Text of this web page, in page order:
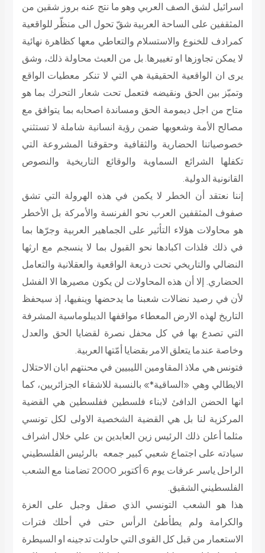
اسرائيل لشق الصف العربي وهو ما نتج عنه بروز شقين من
المثقفين على الساحة العربية شقّ تحول الى منظّر للواقعية
كمرادف للخنوع والاستسلام والتعاطي معها كظاهرة نهائية
لا يمكن تجاوزها او تغييرها. بل من العبث محاولة ذلك، وشق
يرى ان الواقعية الحقيقية هي التي لا تنكر معطيات الواقع
وتميّز بين الحق ونقيضه فتعمل تحت شعار التحرك بما هو
متاح من اجل ديمومة الحق ومساندة اصحابه بما يتوافق مع
مصالح الأمة وشعوبها ضمن رؤية انسانية شاملة لا تستثني
خصوصياتنا الحضارية والثقافية وحقوقنا المشروعة التي
تكفلها الشرائع السماوية والوقائع التاريخية والنصوص
القانونية الدولية.
إننا نعتقد أن الخطر لا يكمن في هذه الهرولة التي تشق
صفوف المثقفين العرب نحو الفرنسة والأمركة بل الأخطر
هو محاولات هؤلاء التأثير على الجماهير العربية وجرّها بما
في ذلك فلذات اكبادها نحو القبول بما لا ينسجم مع ارثها
النضالي والتاريخي تحت ذريعة الواقعية والعقلانية والتعامل
الحضاري. إلا أن هذه المحاولات لن يكون مصيرها الا الفشل
لأن في رصيد نضالات شعبنا ما يدحضها وينفيها، إذ سيحفظ
التاريخ لهذه الارض المعطاء مواقفها الديبلوماسية المشرفة
التي تصدع بها في كل محفل نصرة لقضايا الحق والعدل
وخاصة عندما يتعلق الامر بقضايا أمّتها العربية.
فتونس هي ملاذ المقاومين الليبيين في محنتهم ابان الاحتلال
الايطالي وهي «الساقية*» بالنسبة للاشقاء الجزائريين، كما
انها الحضن الدافئ لابناء فلسطين ففلسطين هي القضية
المركزية لنا بل هي القضية الشخصية الاولى لكل تونسي
مثلما أعلن ذلك الرئيس زين العابدين بن علي خلال اشراف
سيادته على اجتماع شعبي كبير جمعه بالرئيس الفلسطيني
الراحل ياسر عرفات يوم 6 أكتوبر 2000 تضامنا مع الشعب
الفلسطيني الشقيق.
هذا هو الشعب التونسي الذي صقل وجبل على العزة
والكرامة ولم يطأطئ الرأس حتى في أحلك فترات
الاستعمار من قبل كل القوى التي حاولت تدجينه او السيطرة